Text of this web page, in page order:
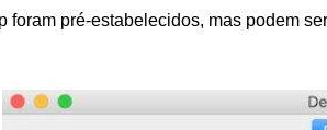
foram pré-estabelecidos, mas podem